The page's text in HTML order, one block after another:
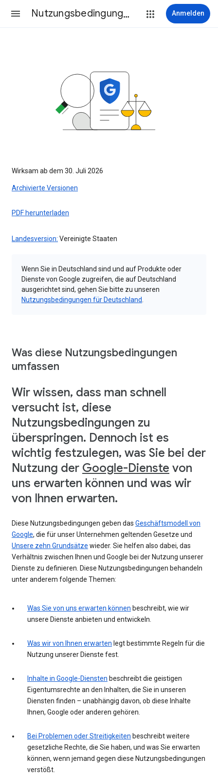
Nutzungsbedingungen Anmelden
Wirksam ab dem 30. Juli 2026
Archivierte Versionen
PDF herunterladen
Landesversion: Vereinigte Staaten
Wenn Sie in Deutschland sind und auf Produkte oder
Dienste von Google zugreifen, die auf Deutschland
ausgerichtet sind, gehen Sie bitte zu unseren
Nutzungsbedingungen für Deutschland
Was diese Nutzungsbedingungen
umfassen
Wir wissen, dass man schnell
versucht ist, diese
Nutzungsbedingungen zu
überspringen. Dennoch ist es
wichtig festzulegen, was Sie bei der
Nutzung der Google-Dienste von
uns erwarten können und was wir
von Ihnen erwarten.
Diese Nutzungsbedingungen geben das Geschäftsmodell von
Google, die für unser Unternehmen geltenden Gesetze und
Unsere zehn Grundsätze wieder. Sie helfen also dabei, das
Verhältnis zwischen Ihnen und Google bei der Nutzung unserer
Dienste zu definieren. Diese Nutzungsbedingungen behandeln
unter anderem folgende Themen:
Was Sie von uns erwarten können beschreibt, wie wir
unsere Dienste anbieten und entwickeln.
Was wir von Ihnen erwarten legt bestimmte Regeln für die
Nutzung unserer Dienste fest.
Inhalte in Google-Diensten beschreibt die geistigen
Eigentumsrechte an den Inhalten, die Sie in unseren
Diensten finden – unabhängig davon, ob diese Inhalte
Ihnen, Google oder anderen gehören.
Bei Problemen oder Streitigkeiten beschreibt weitere
gesetzliche Rechte, die Sie haben, und was Sie erwarten
können, wenn jemand gegen diese Nutzungsbedingungen
verstößt.